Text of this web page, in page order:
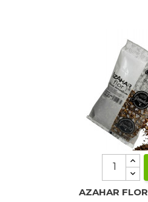
AZAHAR